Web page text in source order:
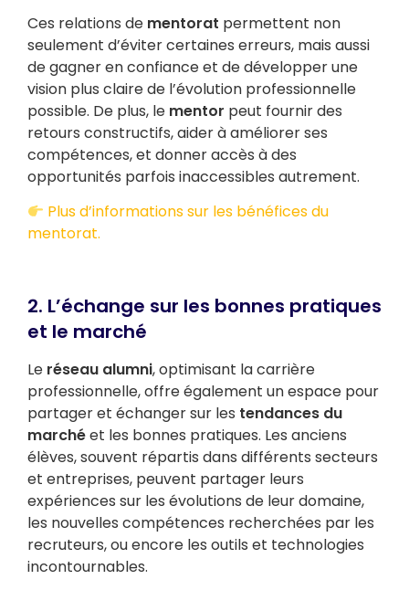
Ces relations de mentorat permettent non
seulement d’éviter certaines erreurs, mais aussi
de gagner en confiance et de développer une
vision plus claire de l’évolution professionnelle
possible. De plus, le mentor peut fournir des
retours constructifs, aider à améliorer ses
compétences, et donner accès à des
opportunités parfois inaccessibles autrement.
Plus d’informations sur les bénéfices du
mentorat.
2. L’échange sur les bonnes pratiques
et le marché
Le réseau alumni, optimisant la carrière
professionnelle,offre également un espace pour
partager et échanger sur les tendances du
marchéet les bonnes pratiques. Les anciens
élèves, souvent répartis dans différents secteurs
et entreprises, peuvent partager leurs
expériences sur les évolutions de leur domaine,
les nouvelles compétences recherchées par les
recruteurs, ou encore les outils et technologies
incontournables.